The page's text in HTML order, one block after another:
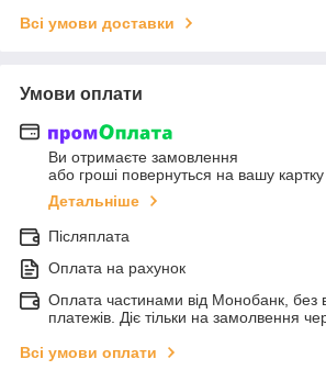
Всі умови доставки
Умови оплати
Ви отримаєте замовлення
або гроші повернуться на вашу картку
Детальніше
Післяплата
Оплата на рахунок
Оплата частинами від Монобанк, без
платежів. Діє тільки на замолвення
Всі умови оплати